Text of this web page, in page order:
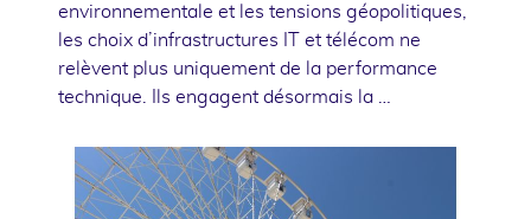
environnementale et les tensions géopolitiques,
les choix d’infrastructures IT et télécom ne
relèvent plus uniquement de la performance
technique. Ils engagent désormais la …